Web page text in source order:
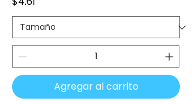
Agregar al carrito